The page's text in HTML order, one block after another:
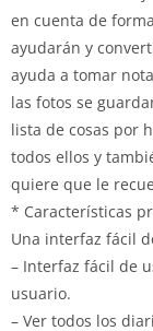
en cuenta de
ayudarán y
ayuda a tomar
las fotos se
lista de cosas por
todos ellos y
quiere que le
* Características
Una interfaz fácil
– Interfaz fácil de
usuario.
– Ver todos los